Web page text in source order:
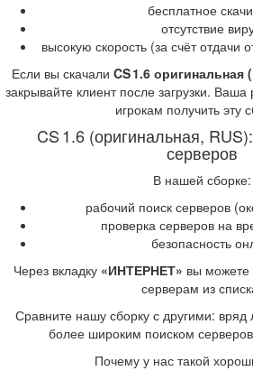
бесплатное
отсутствие
высокую скорость (за счёт отдачи
Если вы скачали CS 1.6 оригинальная
закрывайте клиент после загрузки.
игрокам получить эту
CS 1.6 (оригинальная,
серверов
В нашей сборке:
рабочий поиск серверов
проверка серверов на
безопасность
Через вкладку «ИНТЕРНЕТ» вы
серверам из
Сравните нашу сборку с другими: вряд
более широким поиском
Почему у нас такой